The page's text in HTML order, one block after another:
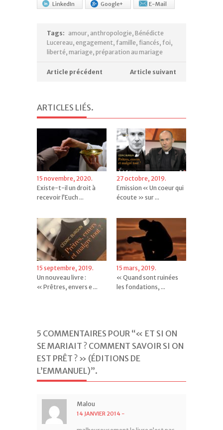
LinkedIn
Google+ E-Mail
Tags: amour, anthropologie, Bénédicte
Lucereau, engagement, famille, fiancés, foi,
liberté, mariage, préparation au mariage
Article précédent Article suivant
ARTICLES LIÉS.
15 novembre, 2020.
Existe-t-il un droit à
recevoir l’Euch ...
27 octobre, 2019.
Emission « Un coeur qui
écoute » sur ...
15 septembre, 2019.
Un nouveau livre :
« Prêtres, envers e ...
15 mars, 2019.
« Quand sont ruinées
les fondations, ...
5 COMMENTAIRES POUR “« ET SI ON
SE MARIAIT ? COMMENT SAVOIR SI ON
EST PRÊT ? » (ÉDITIONS DE
L’EMMANUEL)”.
Malou
14 JANVIER 2014 -